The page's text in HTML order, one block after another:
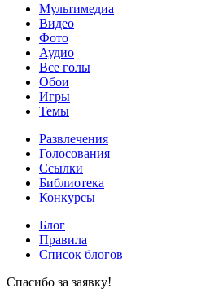
Мультимедиа
Видео
Фото
Аудио
Все голы
Обои
Игры
Темы
Развлечения
Голосования
Ссылки
Библиотека
Конкурсы
Блог
Правила
Список блогов
Спасибо за заявку!